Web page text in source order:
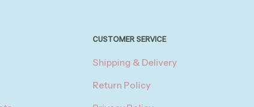
CUSTOMER SERVICE
Shipping & Delivery
Return Policy